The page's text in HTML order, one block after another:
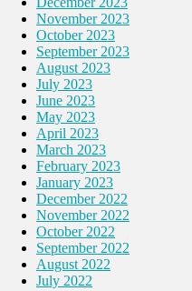
November 2023
October 2023
September 2023
August 2023
July 2023
June 2023
May 2023
April 2023
March 2023
February 2023
January 2023
December 2022
November 2022
October 2022
September 2022
August 2022
July 2022